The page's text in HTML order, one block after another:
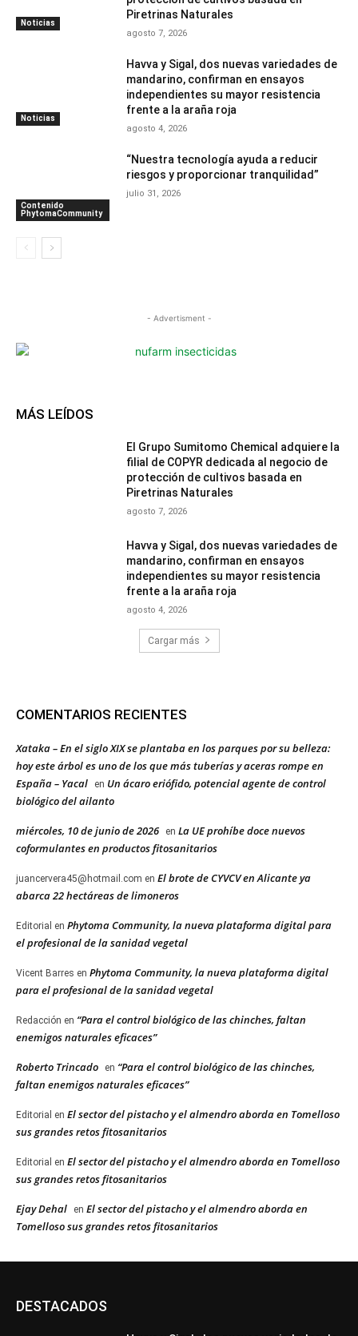
Noticias
Piretrinas Naturales
agosto 7, 2026
Noticias
Havva y Sigal, dos nuevas variedades de
mandarino, confirman en ensayos
independientes su mayor resistencia
frente a la araña roja
agosto 4, 2026
Contenido
PhytomaCommunity
“Nuestra tecnología ayuda a reducir
riesgos y proporcionar tranquilidad”
julio 31, 2026
- Advertisment -
MÁS LEÍDOS
El Grupo Sumitomo Chemical adquiere la
filial de COPYR dedicada al negocio de
protección de cultivos basada en
Piretrinas Naturales
agosto 7, 2026
Havva y Sigal, dos nuevas variedades de
mandarino, confirman en ensayos
independientes su mayor resistencia
frente a la araña roja
agosto 4, 2026
Cargar más
COMENTARIOS RECIENTES
Xataka – En el siglo XIX se plantaba en los parques por su belleza:
hoy este árbol es uno de los que más tuberías y aceras rompe en
España – Yacal
en Un ácaro eriófido, potencial agente de control
biológico del ailanto
miércoles, 10 de junio de 2026 en La UE prohíbe doce nuevos
coformulantes en productos fitosanitarios
juancervera45@hotmail.com en El brote de CYVCV en Alicante ya
abarca 22 hectáreas de limoneros
Editorial en Phytoma Community, la nueva plataforma digital para
el profesional de la sanidad vegetal
Vicent Barres en Phytoma Community, la nueva plataforma digital
para el profesional de la sanidad vegetal
Redacción en “Para el control biológico de las chinches, faltan
enemigos naturales eficaces”
Roberto Trincado en “Para el control biológico de las chinches,
faltan enemigos naturales eficaces”
Editorial en El sector del pistacho y el almendro aborda en Tomelloso
sus grandes retos fitosanitarios
Editorial en El sector del pistacho y el almendro aborda en Tomelloso
sus grandes retos fitosanitarios
Ejay Dehal en El sector del pistacho y el almendro aborda en
Tomelloso sus grandes retos fitosanitarios
DESTACADOS